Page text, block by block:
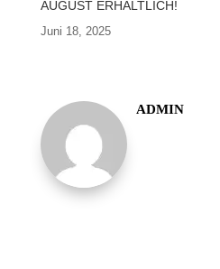
AUGUST ERHÄLTLICH!
Juni 18, 2025
ADMIN